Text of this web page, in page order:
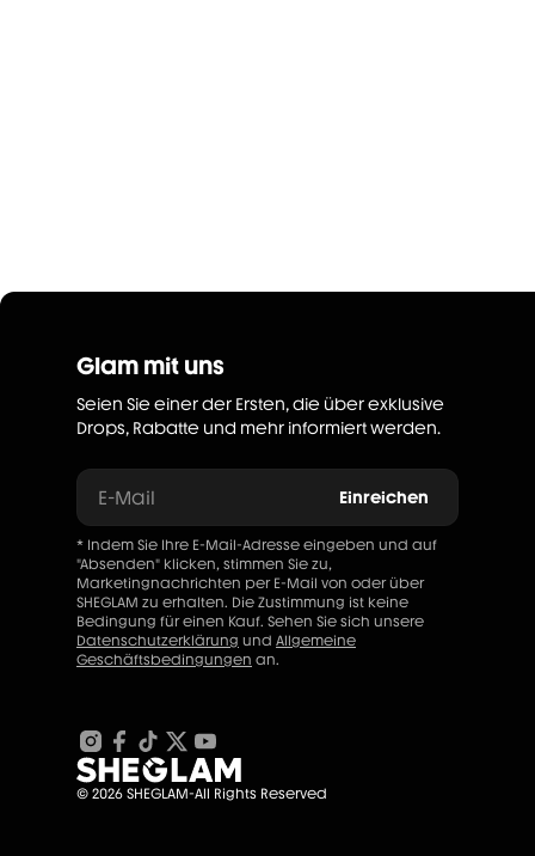
Glam mit uns
Seien Sie einer der Ersten, die über exklusive
Drops, Rabatte und mehr informiert werden.
E-Mail Einreichen
* Indem Sie Ihre E-Mail-Adresse eingeben und auf
"Absenden" klicken, stimmen Sie zu,
Marketingnachrichten per E-Mail von oder über
SHEGLAM zu erhalten. Die Zustimmung ist keine
Bedingung für einen Kauf. Sehen Sie sich unsere
Datenschutzerklärung und Allgemeine
Geschäftsbedingungen an.
© 2026 SHEGLAM-All Rights Reserved